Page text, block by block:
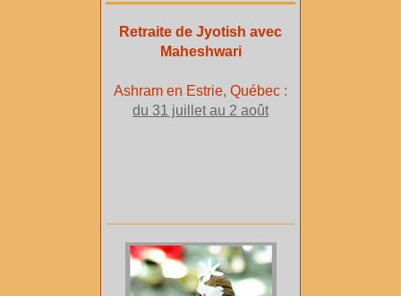
Retraite de Jyotish avec
Maheshwari
Ashram en Estrie, Québec :
du 31 juillet au 2 août